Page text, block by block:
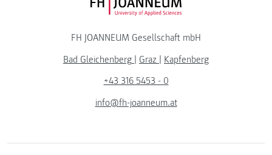
FH JOANNEUM Logo
FH JOANNEUM Gesellschaft mbH
Bad Gleichenberg | Graz | Kapfenberg
+43 316 5453 - 0
info@fh-joanneum.at